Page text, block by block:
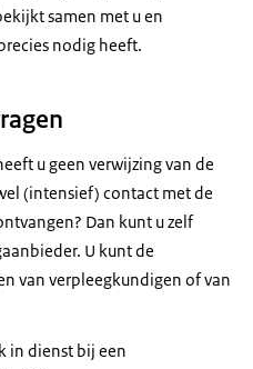
samen met u en
nodig heeft.
u geen verwijzing van de
(intensief) contact met de
Dan kunt u zelf
U kunt de
van verpleegkundigen of van
in dienst bij een